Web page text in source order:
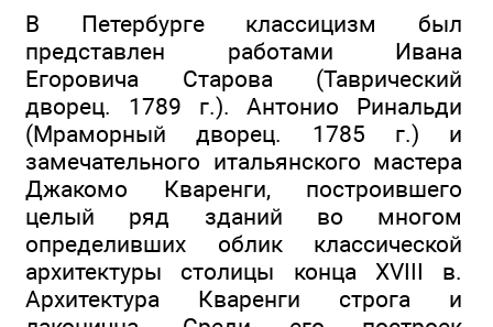
В Петербурге классицизм был
представлен работами Ивана
Егоровича Старова (Таврический
дворец. 1789 г.). Антонио Ринальди
(Мраморный дворец. 1785 г.) и
замечательного итальянского мастера
Джакомо Кваренги, построившего
целый ряд зданий во многом
определивших облик классической
архитектуры столицы конца XVIII в.
Архитектура Кваренги строга и